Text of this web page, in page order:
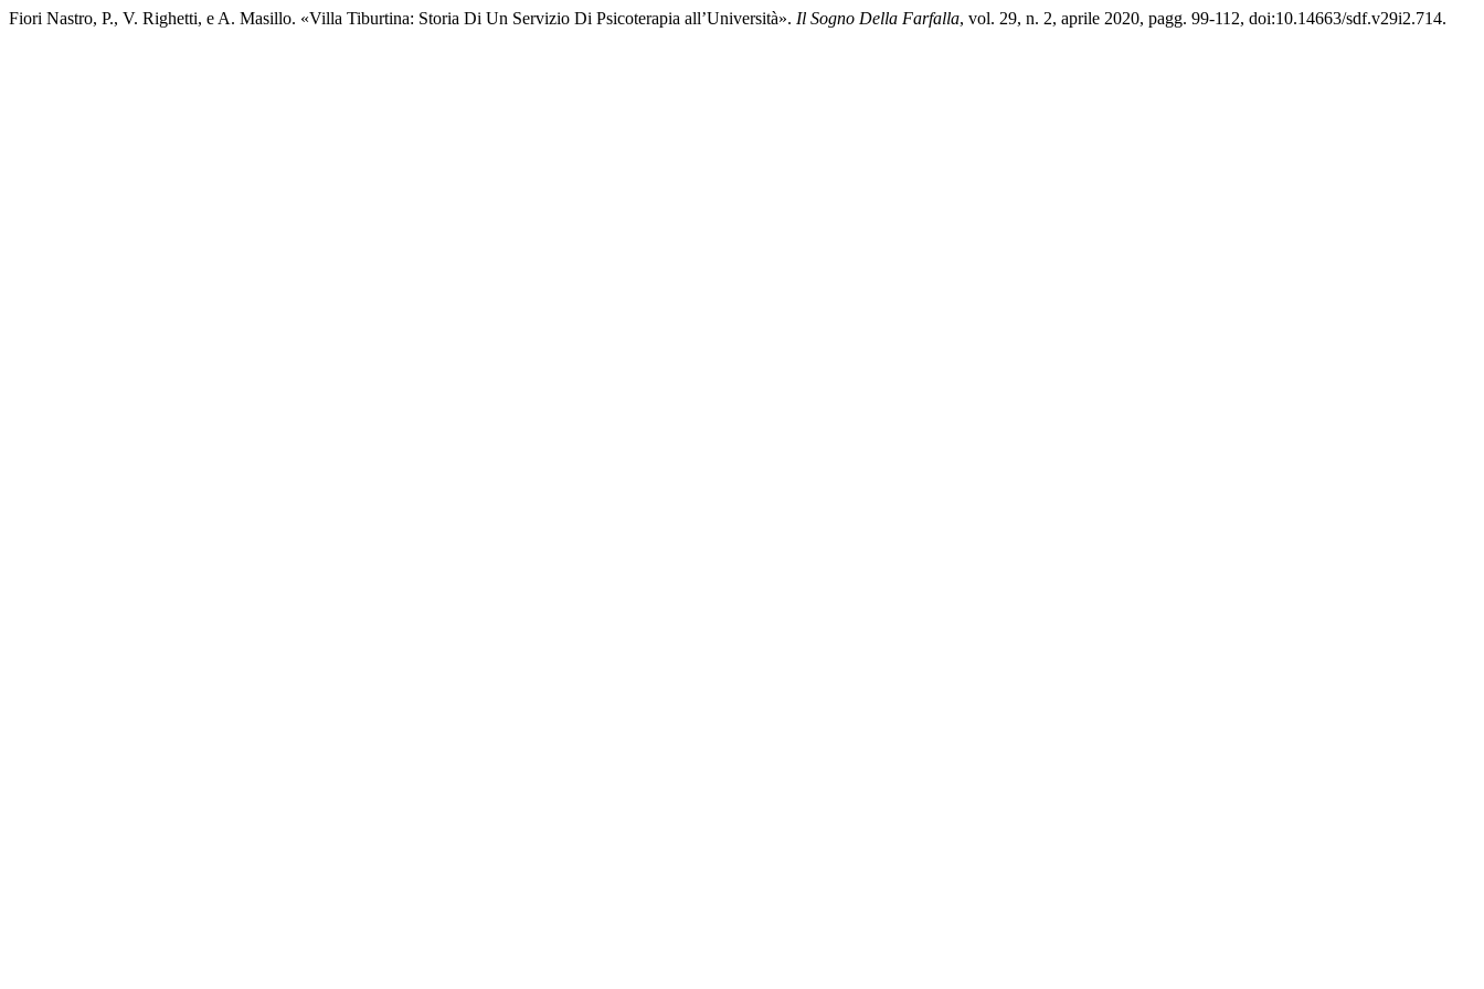
Fiori Nastro, P., V. Righetti, e A. Masillo. «Villa Tiburtina: Storia Di Un Servizio Di Psicoterapia all’Università». Il Sogno Della Farfalla, vol. 29, n. 2, aprile 2020, pagg. 99-112, doi:10.14663/sdf.v29i2.714.